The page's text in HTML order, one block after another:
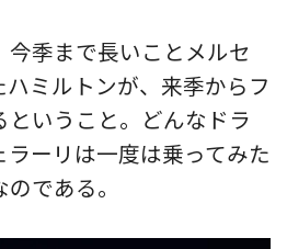
季まで長いことメルセ
ミルトンが、来季からフ
ということ。どんなドラ
ーリは一度は乗ってみた
である。